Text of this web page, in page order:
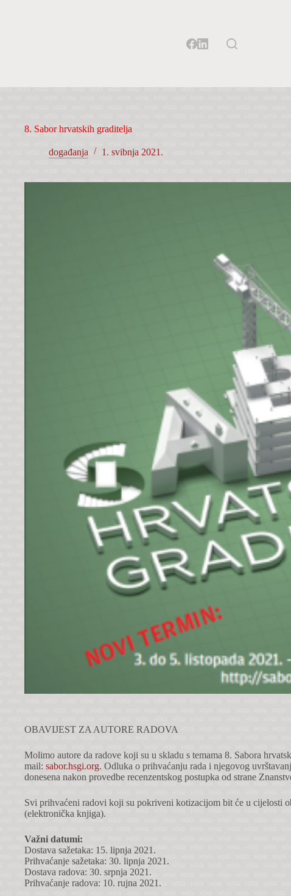
8. Sabor hrvatskih graditelja
događanja 1. svibnja 2021.
OBAVIJEST ZA AUTORE RADOVA
Molimo autore da radove koji su u skladu s temama 8. Sabora
mail: sabor.hsgi.org. Odluka o prihvaćanju rada i njegovog
donesena nakon provedbe recenzentskog postupka od strane
Svi prihvaćeni radovi koji su pokriveni kotizacijom bit će u cijelosti
(elektronička knjiga).
Važni datumi:
Dostava sažetaka: 15. lipnja 2021.
Prihvaćanje sažetaka: 30. lipnja 2021.
Dostava radova: 30. srpnja 2021.
Prihvaćanje radova: 10. rujna 2021.